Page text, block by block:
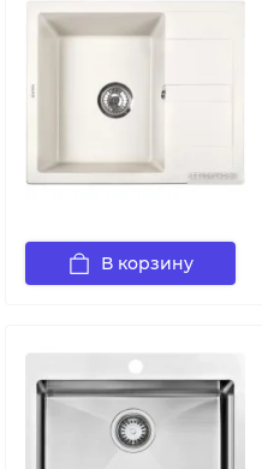
В корзину